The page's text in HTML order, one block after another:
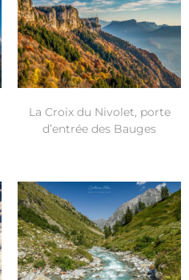
La Croix du Nivolet, porte
d’entrée des Bauges